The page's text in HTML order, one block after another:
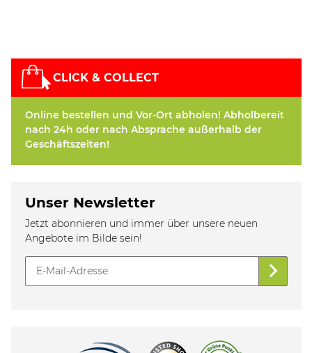
CLICK & COLLECT
Online bestellen und Vor-Ort abholen! Abholbereit
nach 24h oder nach Absprache außerhalb der
Geschäftszeiten!
Unser Newsletter
Jetzt abonnieren und immer über unsere neuen
Angebote im Bilde sein!